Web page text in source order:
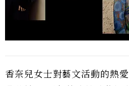
香奈兒女士對藝文活動的熱